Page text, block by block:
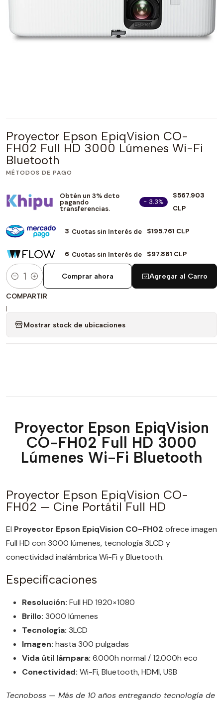
Proyector Epson EpiqVision CO-
FH02 Full HD 3000 Lúmenes Wi-Fi
Bluetooth
MÉTODOS DE PAGO
Obtén un 3% dcto
pagando
transferencias.
- 3.3%
$567.903
CLP
3 Cuotas sin Interés de $195.761 CLP
6 Cuotas sin Interés de $97.881 CLP
Cantidad
Agregar al Carro
Comprar ahora
COMPARTIR
|
Mostrar stock de ubicaciones
Proyector Epson EpiqVision
CO-FH02 Full HD 3000
Lúmenes Wi-Fi Bluetooth
Proyector Epson EpiqVision CO-
FH02 — Cine Portátil Full HD
El Proyector Epson EpiqVision CO-FH02 ofrece imagen
Full HD con 3000 lúmenes, tecnología 3LCD y
conectividad inalámbrica Wi-Fi y Bluetooth.
Especificaciones
Resolución: Full HD 1920×1080
Brillo: 3000 lúmenes
Tecnología: 3LCD
Imagen: hasta 300 pulgadas
Vida útil lámpara: 6.000h normal / 12.000h eco
Conectividad: Wi-Fi, Bluetooth, HDMI, USB
Tecnoboss — Más de 10 años entregando tecnología de